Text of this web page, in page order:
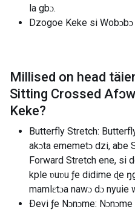
la gbɔ.
Dzogoe Keke si
Millised on head
Sitting Crossed
Keke?
Butterfly Stretch:
akɔta ememetɔ dzi, abe
Forward Stretch ene, si
kple ʋuʋu ƒe didime ɖe
mamlɛtɔa nawɔ dɔ nyuie
Ðevi ƒe Nɔnɔme: